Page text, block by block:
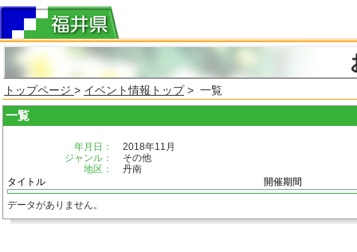
トップページ > イベント情報トップ> 一覧
一覧
年月日：
2018年11月
ジャンル：
その他
地区：
丹南
タイトル
開催期間
データがありません。